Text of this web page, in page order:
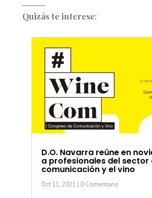
Quizás te interese:
D.O. Navarra reúne en
a profesionales del sector
comunicación y el vino
Oct 11, 2021 | 0 Comentario